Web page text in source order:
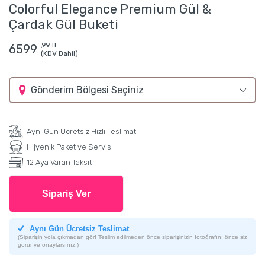
Colorful Elegance Premium Gül &
Çardak Gül Buketi
6599 ,99 TL
(KDV Dahil)
Gönderim Bölgesi Seçiniz
Aynı Gün Ücretsiz Hızlı Teslimat
Hijyenik Paket ve Servis
12 Aya Varan Taksit
Sipariş Ver
Aynı Gün Ücretsiz Teslimat
(Siparişin yola çıkmadan gör! Teslim edilmeden önce siparişinizin fotoğrafını önce siz
görür ve onaylarsınız.)